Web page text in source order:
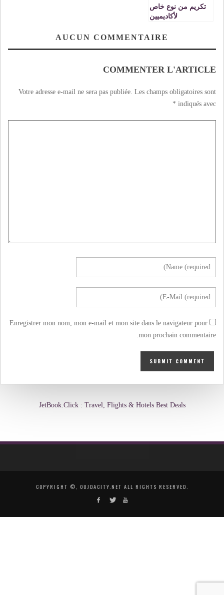
تكريم من نوع خاص
لأكاديميين
AUCUN COMMENTAIRE
COMMENTER L'ARTICLE
Votre adresse e-mail ne sera pas publiée. Les champs obligatoires sont
indiqués avec
*
Enregistrer mon nom, mon e-mail et mon site dans le navigateur pour
mon prochain commentaire.
JetBook.Click : Travel, Flights & Hotels Best Deals
COPYRIGHT ©, OUJDACITY.NET ALL RIGHTS RESERVED.